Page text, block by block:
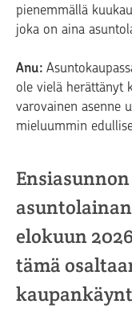
pienemmällä
joka on aina
Anu:
ole vielä herättänyt
varovainen asenne
mieluummin
elokuun
tämä